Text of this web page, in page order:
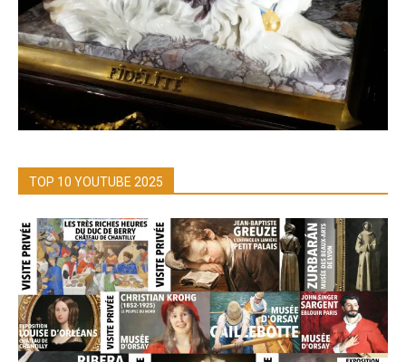
TOP 10 YOUTUBE 2025